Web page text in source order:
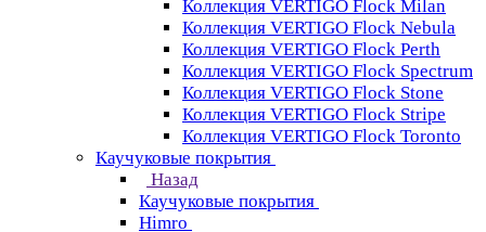
Коллекция VERTIGO Flock Milan
Коллекция VERTIGO Flock Nebula
Коллекция VERTIGO Flock Perth
Коллекция VERTIGO Flock Spectrum
Коллекция VERTIGO Flock Stone
Коллекция VERTIGO Flock Stripe
Коллекция VERTIGO Flock Toronto
Каучуковые покрытия
Назад
Каучуковые покрытия
Himro